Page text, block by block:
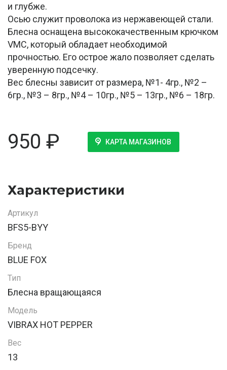
и глубже.
Осью служит проволока из нержавеющей стали.
Блесна оснащена высококачественным крючком
VMC, который обладает необходимой
прочностью. Его острое жало позволяет сделать
уверенную подсечку.
Вес блесны зависит от размера, №1- 4гр., №2 –
6гр., №3 – 8гр., №4 – 10гр., №5 – 13гр., №6 – 18гр.
950 ₽ КАРТА МАГАЗИНОВ
Характеристики
Артикул
BFS5-BYY
Бренд
BLUE FOX
Тип
Блесна вращающаяся
Модель
VIBRAX HOT PEPPER
Вес
13